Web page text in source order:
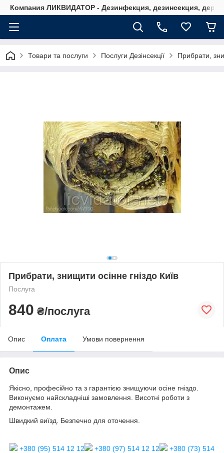
Компания ЛИКВИДАТОР - Дезинфекция, дезинсекция,
Товари та послуги Послуги Дезінсекції Прибрати,
Прибрати, знищити осінне гніздо Київ
Послуга
840 ₴/послуга
Опис Оплата Умови повернення
Опис
Якісно, професійно та з гарантією знищуючи осіне гніздо.
Виконуємо найскладніші замовлення. Висотні роботи з
демонтажем.
Швидкий виїзд. Безпечно для оточення.
+380 (95) 514 12 12 +380 (97) 514 12 12
+380 (73) 514